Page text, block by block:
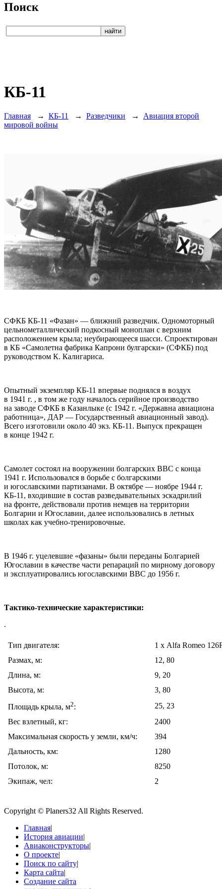
Поиск
КБ-11
Главная → КБ-11 → Разведчики → Авиация второй
мировой войны
СФКБ КБ-11 «Фазан» — ближний разведчик. Одномоторный
цельнометаллический подкосный моноплан с верхним
расположением крыла; неубирающееся шасси. Спроектирован
в КБ «Самолетна фабрика Капрони булгарски» (СФКБ) под
руководством К. Калигариса.
Опытный экземпляр КБ-11 впервые поднялся в воздух
в 1941 г. , в том же году началось серийное производство
на заводе СФКБ в Казанлыке (с 1942 г. «Державна авиациона
работница», ДАР — Государственный авиационный завод).
Всего изготовили около 40 экз. КБ-11. Выпуск прекращен
в конце 1942 г.
Самолет состоял на вооружении болгарских ВВС с конца
1941 г. Использовался в борьбе с болгарскими
и югославскими партизанами. В октябре — ноябре 1944 г.
КБ-11, входившие в состав разведывательных эскадрилий
на фронте, действовали против немцев на территории
Болгарии и Югославии, далее использовались в летных
школах как учебно-тренировочные.
В 1946 г. уцелевшие «фазаны» были переданы Болгарией
Югославии в качестве части репараций по мирному договору
и эксплуатировались югославскими ВВС до 1956 г.
Тактико-технические характеристики:
.
Тип двигателя:
1 х Alfa Romeo
Размах, м:
12, 80
Длина, м:
9, 20
Высота, м:
3, 80
Площадь крыла, м2:
25, 23
Вес взлетный, кг:
2400
Максимальная скорость у земли, км/ч:
394
Дальность, км:
1280
Потолок, м:
8250
Экипаж, чел:
2
Copyright © Planers32 All Rights Reserved.
Главная|
История авиации|
Авиаконструкторы|
О проекте|
Поиск по сайту|
Карта сайта|
Создание сайта